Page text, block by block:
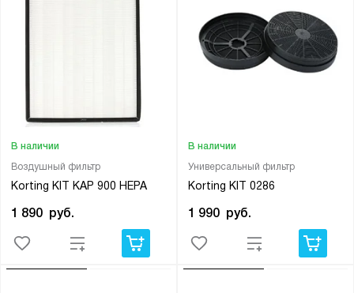
Воздушный фильтр
Korting KIT KAP 900 HEPA
В наличии
1 890 руб.
Универсальный фильтр
Korting KIT 0286
В наличии
1 990 руб.